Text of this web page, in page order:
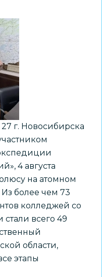
г. Новосибирска
4 августа
на атомном
более чем 73
колледжей со
всего 49
области,
этапы